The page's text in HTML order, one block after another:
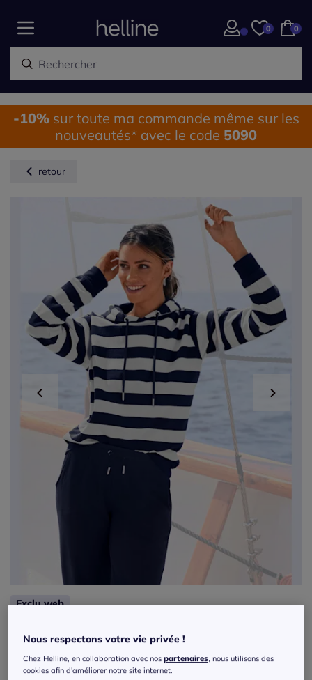
0 0
-10%sur toute ma commande même sur les
nouveautés* avec le code 5090
retour
Exclu web
marinières modernes
Réf : 590.326.007 5/5
Nous respectons votre vie privée !
Chez Helline, en collaboration avec nospartenaires, nous utilisons des
cookies afin d'améliorer notre site internet.